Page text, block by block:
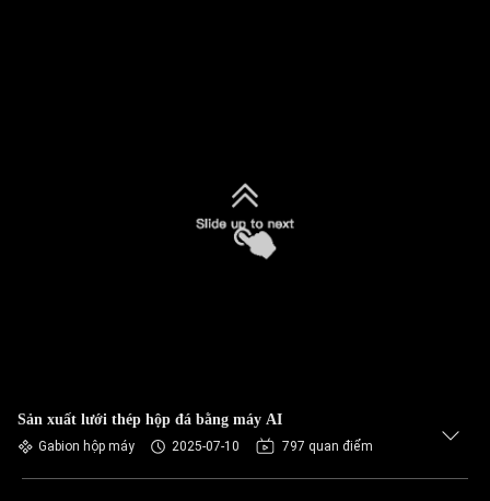
Sản xuất lưới thép hộp đá bằng máy AI
Gabion hộp máy 2025-07-10 797 quan điểm